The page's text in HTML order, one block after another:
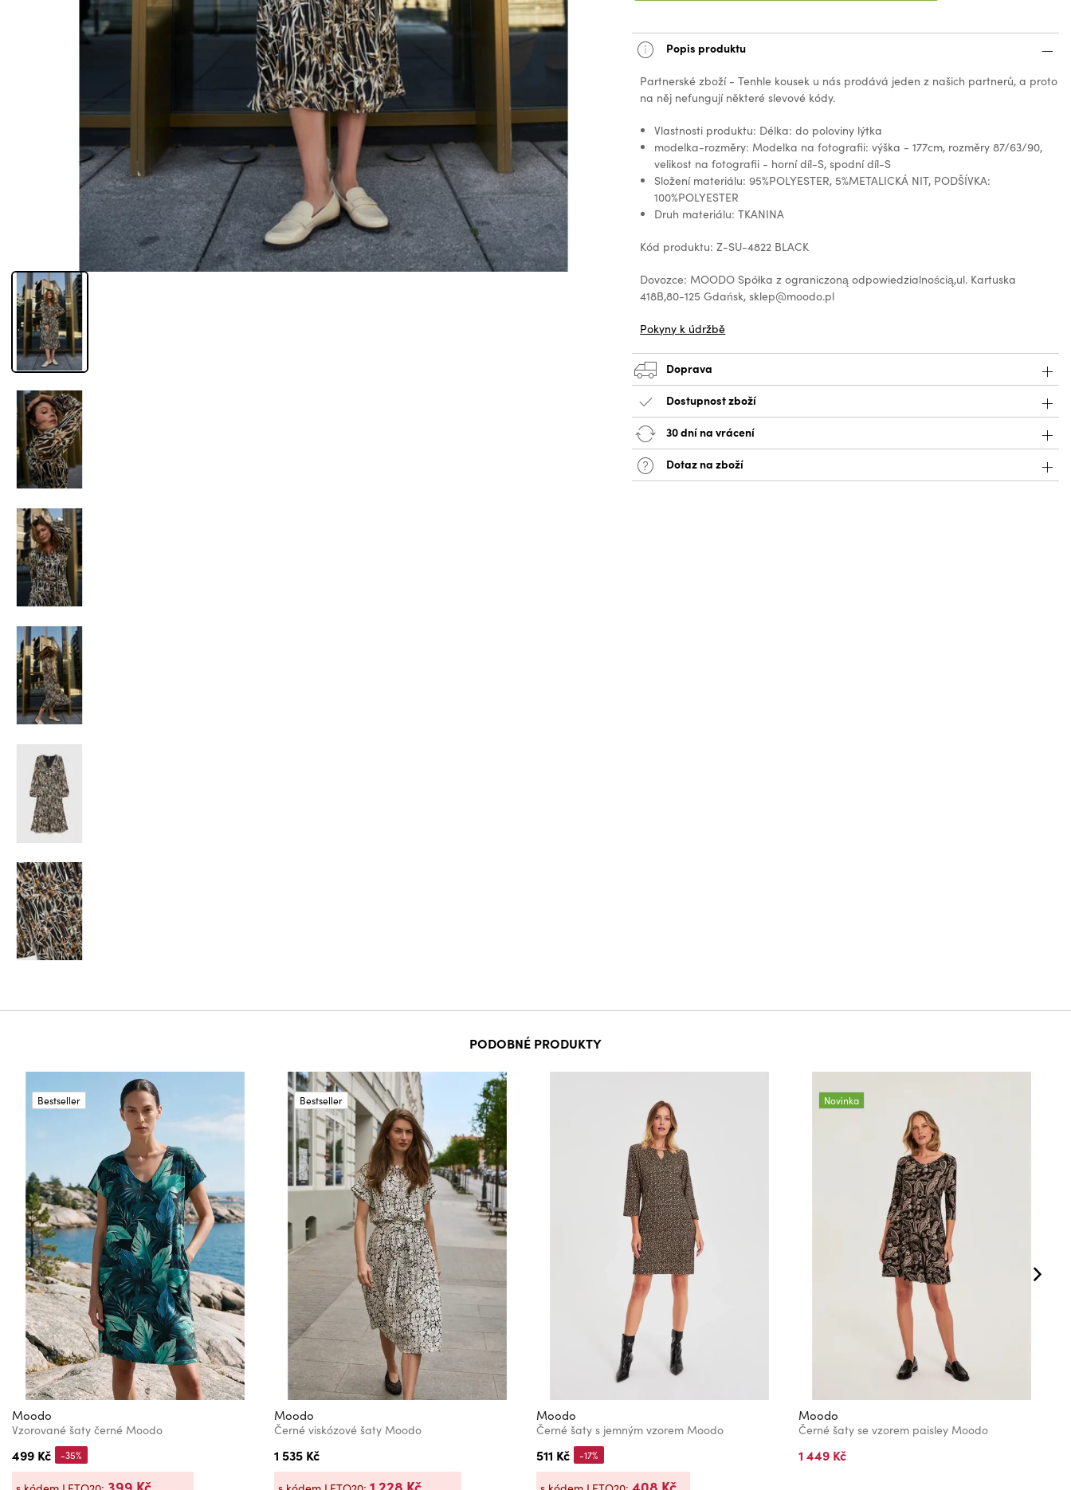
Popis produktu
Partnerské zboží - Tenhle kousek u nás prodává jeden z našich partnerů, a proto
na něj nefungují některé slevové kódy.
Vlastnosti produktu: Délka: do poloviny lýtka
modelka-rozměry: Modelka na fotografii: výška - 177cm, rozměry 87/63/90,
velikost na fotografii - horní díl-S, spodní díl-S
Složení materiálu: 95%POLYESTER, 5%METALICKÁ NIT, PODŠÍVKA:
100%POLYESTER
Druh materiálu: TKANINA
Kód produktu: Z-SU-4822 BLACK
Dovozce: MOODO Spółka z ograniczoną odpowiedzialnością,ul. Kartuska
418B,80-125 Gdańsk, sklep@moodo.pl
Pokyny k údržbě
Doprava
Dostupnost zboží
30 dní na vrácení
Dotaz na zboží
PODOBNÉ PRODUKTY
Bestseller
Moodo
Vzorované šaty černé Moodo
499 Kč -35%
Bestseller
Moodo
Černé viskózové šaty Moodo
1 535 Kč
Moodo
Černé šaty s jemným vzorem Moodo
511 Kč -17%
Novinka
Moodo
Černé šaty se vzorem paisley Moodo
1 449 Kč